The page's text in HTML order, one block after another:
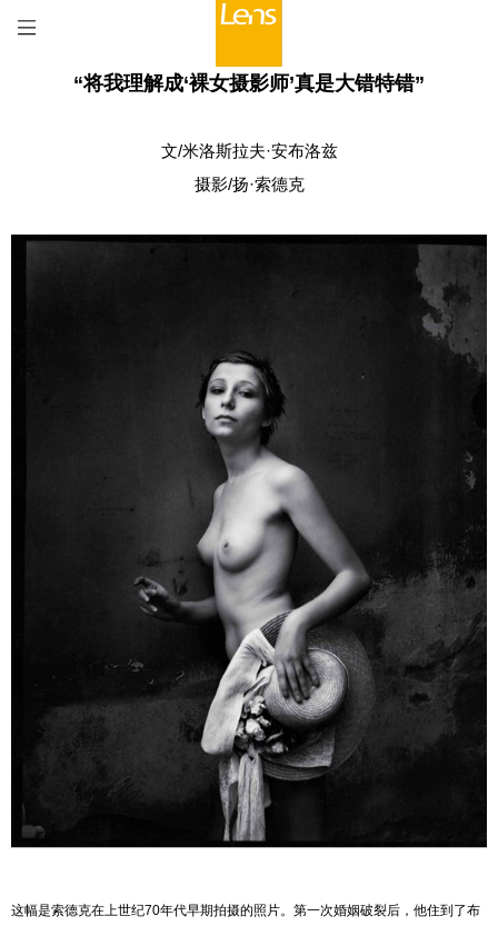
“将我理解成‘裸女摄影师’真是大错特错”
文/米洛斯拉夫·安布洛兹
摄影/扬·索德克
这幅是索德克在上世纪70年代早期拍摄的照片。第一次婚姻破裂后，他住到了布